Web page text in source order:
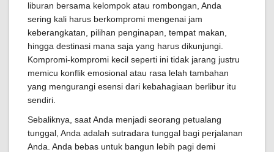
liburan bersama kelompok atau rombongan, Anda
sering kali harus berkompromi mengenai jam
keberangkatan, pilihan penginapan, tempat makan,
hingga destinasi mana saja yang harus dikunjungi.
Kompromi-kompromi kecil seperti ini tidak jarang justru
memicu konflik emosional atau rasa lelah tambahan
yang mengurangi esensi dari kebahagiaan berlibur itu
sendiri.
Sebaliknya, saat Anda menjadi seorang petualang
tunggal, Anda adalah sutradara tunggal bagi perjalanan
Anda. Anda bebas untuk bangun lebih pagi demi